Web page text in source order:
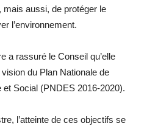
aussi, de protéger le
l’environnement.
a rassuré le Conseil qu’elle
du Plan Nationale de
Social (PNDES 2016-2020).
l’atteinte de ces objectifs se